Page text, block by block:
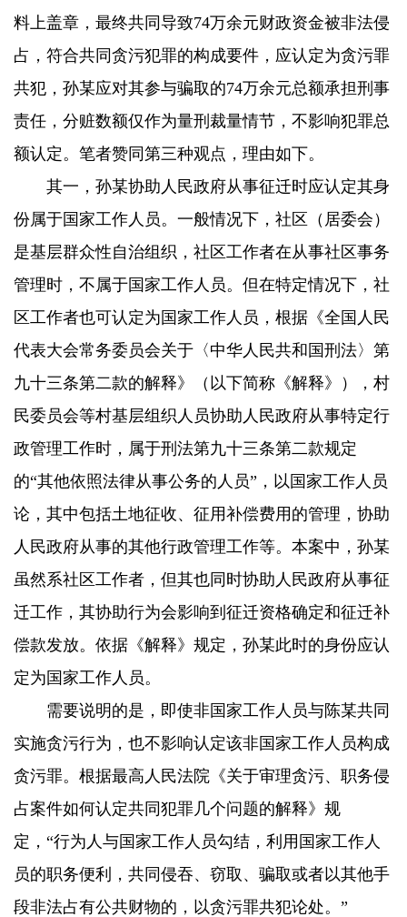
料上盖章，最终共同导致74万余元财政资金被非法侵
占，符合共同贪污犯罪的构成要件，应认定为贪污罪
共犯，孙某应对其参与骗取的74万余元总额承担刑事
责任，分赃数额仅作为量刑裁量情节，不影响犯罪总
额认定。笔者赞同第三种观点，理由如下。
其一，孙某协助人民政府从事征迁时应认定其身
份属于国家工作人员。一般情况下，社区（居委会）
是基层群众性自治组织，社区工作者在从事社区事务
管理时，不属于国家工作人员。但在特定情况下，社
区工作者也可认定为国家工作人员，根据《全国人民
代表大会常务委员会关于〈中华人民共和国刑法〉第
九十三条第二款的解释》（以下简称《解释》），村
民委员会等村基层组织人员协助人民政府从事特定行
政管理工作时，属于刑法第九十三条第二款规定
的“其他依照法律从事公务的人员”，以国家工作人员
论，其中包括土地征收、征用补偿费用的管理，协助
人民政府从事的其他行政管理工作等。本案中，孙某
虽然系社区工作者，但其也同时协助人民政府从事征
迁工作，其协助行为会影响到征迁资格确定和征迁补
偿款发放。依据《解释》规定，孙某此时的身份应认
定为国家工作人员。
需要说明的是，即使非国家工作人员与陈某共同
实施贪污行为，也不影响认定该非国家工作人员构成
贪污罪。根据最高人民法院《关于审理贪污、职务侵
占案件如何认定共同犯罪几个问题的解释》规
定，“行为人与国家工作人员勾结，利用国家工作人
员的职务便利，共同侵吞、窃取、骗取或者以其他手
段非法占有公共财物的，以贪污罪共犯论处。”